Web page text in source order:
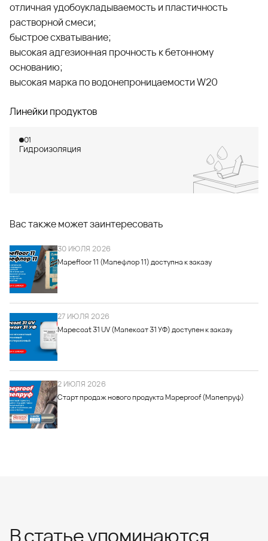
отличная удобоукладываемость и пластичность
растворной смеси;
быстрое схватывание;
высокая адгезионная прочность к бетонному
основанию;
высокая марка по водонепроницаемости W20
Линейки продуктов
01
Гидроизоляция
Вас также может заинтересовать
30 ИЮЛЯ 2026
Mapefloor 11 (Мапефлор 11) доступна к заказу
27 ИЮЛЯ 2026
Mapecoat 31 UV (Мапекоат 31 УФ) доступен к заказу
2 ИЮЛЯ 2026
Старт продаж нового продукта Mapeproof (Мапепруф)